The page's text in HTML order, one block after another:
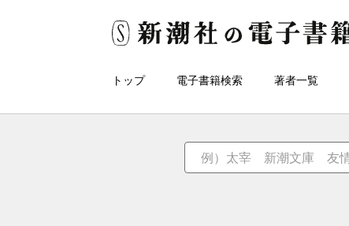
トップ 電子書籍検索 著者一覧